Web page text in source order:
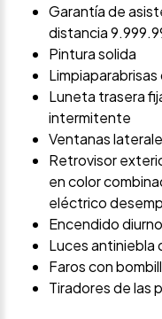
Garantía de
distancia
Pintura solida
Luneta trasera
intermitente
Ventanas
Retrovisor
en color
eléctrico
Encendido
Luces antiniebla
Faros con
Tiradores de las